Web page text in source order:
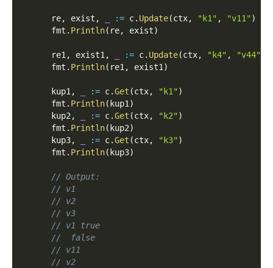
      re
, exist , := c. Update(ctx, "k1" , "v11")
      fmt
. Println( re, exist)
      re1
, exist1 , := c. Update(ctx, "k4" , "v44"
      fmt
. Println( re1 , exist1 )
      kup1
, := c.Get (ctx, "k1")
      fmt
. Println( kup1 )
      kup2
, := c.Get (ctx, "k2")
      fmt
. Println( kup2)
      kup3
, := c.Get (ctx, "k3")
      fmt
. Println( kup3)
// Output:
// v1
// v2
// v3
// v1 true
//  false
// v11
// v2